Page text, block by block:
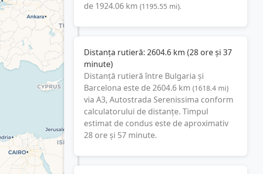
de 1924.06 km (1195.55 mi).
Distanța rutieră: 2604.6 km (28 ore și 37
minute)
Distanță rutieră între Bulgaria și
Barcelona este de2604.6 km (1618.4 mi)
via A3, Autostrada Serenissima conform
calculatorului de distanțe. Timpul
estimat de condus este de aproximativ
28 ore și 57 minute.